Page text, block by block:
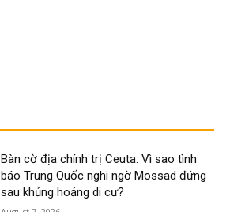
Bàn cờ địa chính trị Ceuta: Vì sao tình
báo Trung Quốc nghi ngờ Mossad đứng
sau khủng hoảng di cư?